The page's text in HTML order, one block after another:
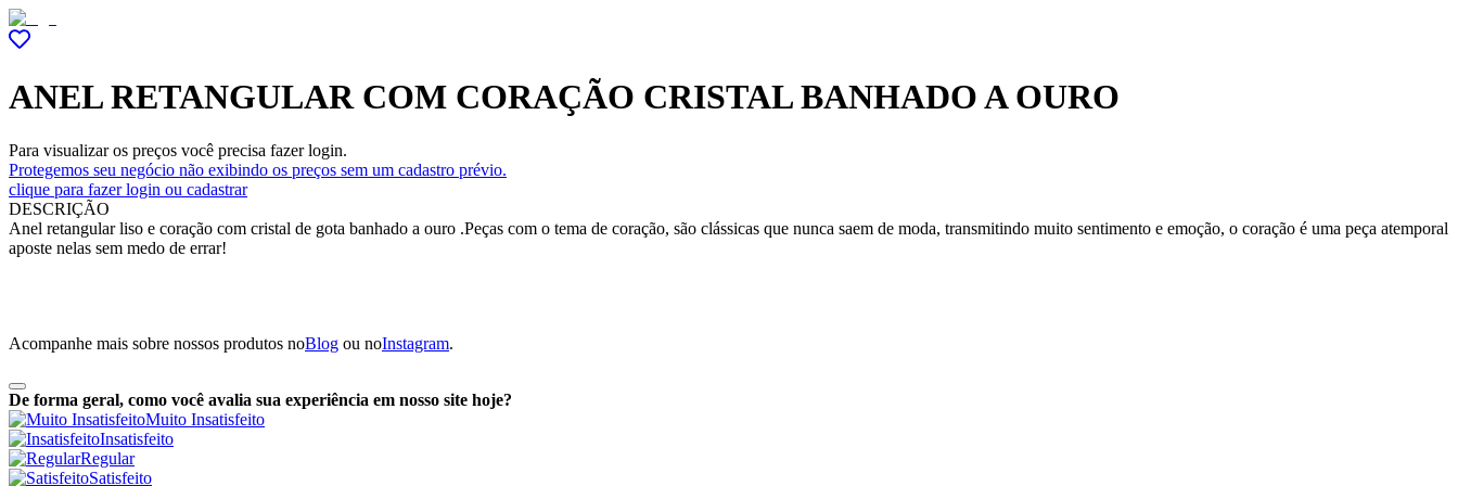
ANEL RETANGULAR COM CORAÇÃO CRISTAL BANHADO A OURO
Para visualizar os preços você precisa fazer login.
Protegemos seu negócio não exibindo os preços sem um cadastro prévio.
clique para fazer login ou cadastrar
DESCRIÇÃO
Anel retangular liso e coração com cristal de gota banhado a ouro .Peças com o tema de coração, são clássicas que nunca saem de moda, transmitindo muito sentimento e emoção, o coração é uma peça atemporal
aposte nelas sem medo de errar!
Acompanhe mais sobre nossos produtos noBlog ou noInstagram.
De forma geral, como você avalia sua experiência em nosso site hoje?
Muito Insatisfeito
Insatisfeito
Regular
Satisfeito